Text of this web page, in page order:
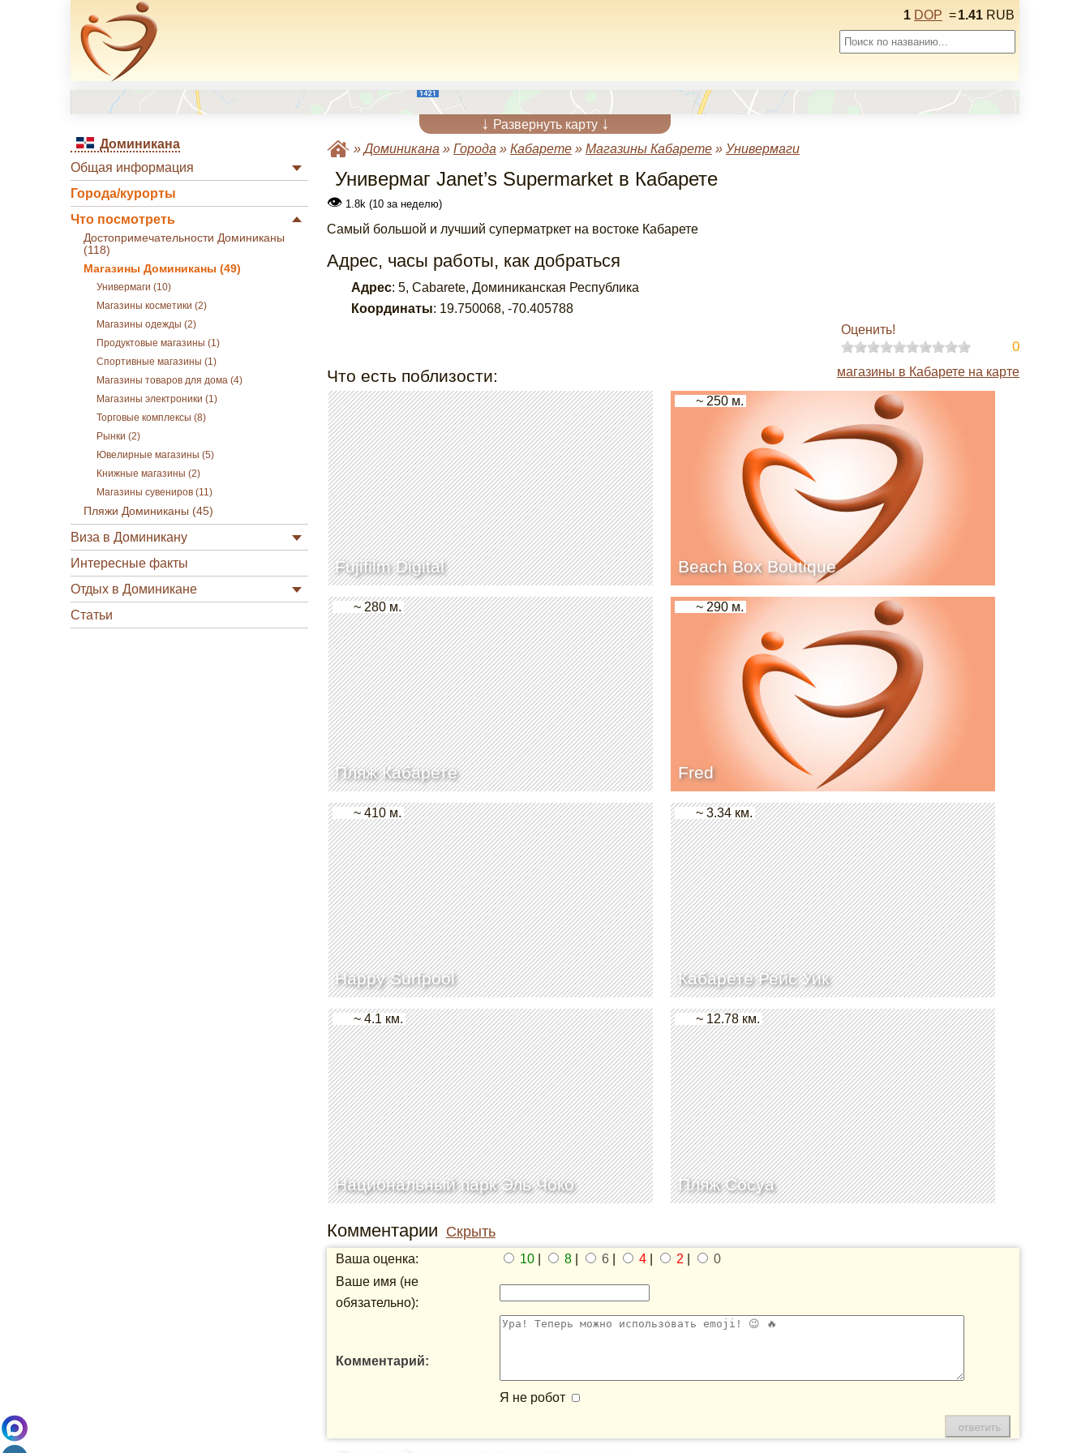
1 DOP =1.41 RUB
↓ Развернуть карту ↓
Доминикана
Общая информация
Города/курорты
Что посмотреть
Достопримечательности Доминиканы
(118)
Магазины Доминиканы (49)
Универмаги (10)
Магазины косметики (2)
Магазины одежды (2)
Продуктовые магазины (1)
Спортивные магазины (1)
Магазины товаров для дома (4)
Магазины электроники (1)
Торговые комплексы (8)
Рынки (2)
Ювелирные магазины (5)
Книжные магазины (2)
Магазины сувениров (11)
Пляжи Доминиканы (45)
Виза в Доминикану
Интересные факты
Отдых в Доминикане
Статьи
»Доминикана » Города » Кабарете» Магазины Кабарете» Универмаги
Универмаг Janet’s Supermarket в Кабарете
👁1.8k (10 за неделю)
Самый большой и лучший суперматркет на востоке Кабарете
Адрес, часы работы, как добраться
Адрес: 5, Cabarete, Доминиканская Республика
Координаты: 19.750068, -70.405788
Оценить!
0
Что есть поблизости: магазины в Кабарете на карте
Fujifilm Digital Beach Box Boutique
~ 250 м.
Пляж Кабарете
~ 280 м.
Fred
~ 290 м.
Happy Surfpool
~ 410 м.
Кабарете Рейс Уик
~ 3.34 км.
Национальный парк Эль Чоко
~ 4.1 км.
Пляж Сосуа
~ 12.78 км.
Комментарии Скрыть
Ваша оценка: 10| 8| 6| 4| 2
0
Ваше имя (не
обязательно):
Комментарий:
Я не робот